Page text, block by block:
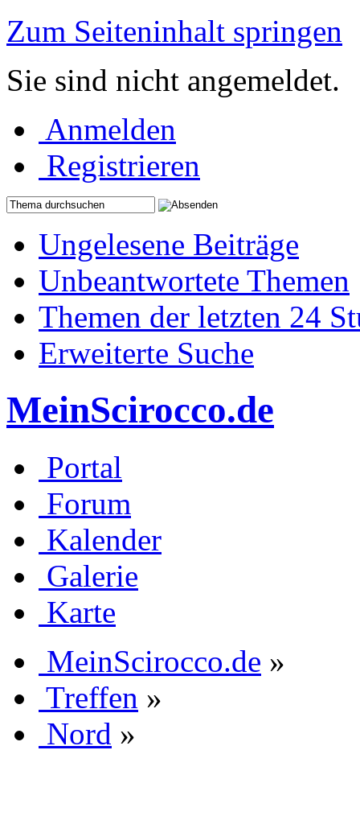
Zum Seiteninhalt springen
Sie sind nicht angemeldet.
Anmelden
Registrieren
Ungelesene Beiträge
Unbeantwortete Themen
Themen der letzten 24
Erweiterte Suche
MeinScirocco.de
Portal
Forum
Kalender
Galerie
Karte
MeinScirocco.de »
Treffen »
Nord »